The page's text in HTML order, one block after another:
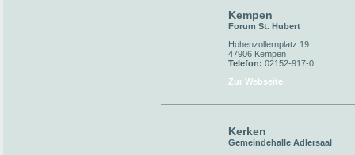
Kempen
Forum St. Hubert
Hohenzollernplatz 19
47906 Kempen
Telefon: 02152-917-0
Zur Webseite
Kerken
Gemeindehalle Adlersaal